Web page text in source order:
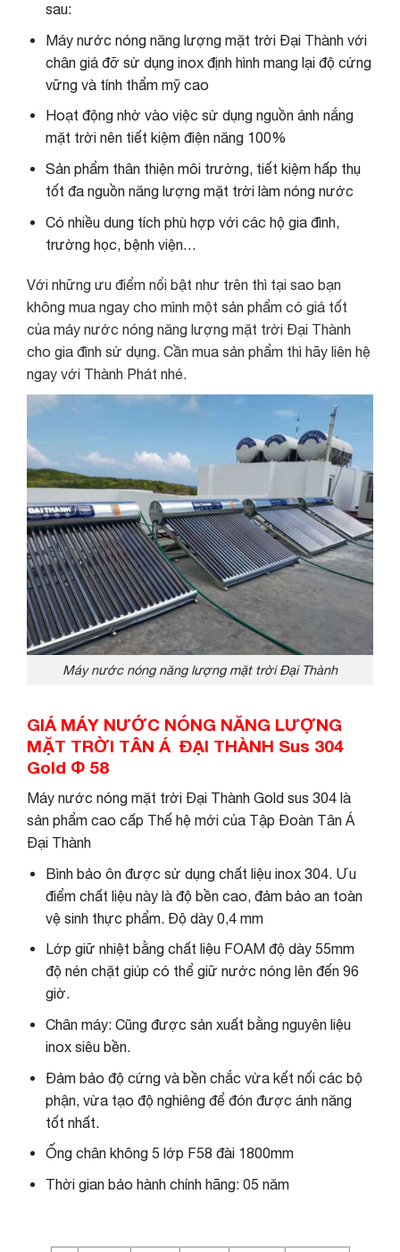
sau:
Máy nước nóng năng lượng mặt trời Đại Thành với
chân giá đỡ sử dụng inox định hình mang lại độ cứng
vững và tính thẩm mỹ cao
Hoạt động nhờ vào việc sử dụng nguồn ánh nắng
mặt trời nên tiết kiệm điện năng 100%
Sản phẩm thân thiện môi trường, tiết kiệm hấp thụ
tốt đa nguồn năng lượng mặt trời làm nóng nước
Có nhiều dung tích phù hợp với các hộ gia đình,
trường học, bệnh viện…
Với những ưu điểm nổi bật như trên thì tại sao bạn
không mua ngay cho mình một sản phẩm có giá tốt
của máy nước nóng năng lượng mặt trời Đại Thành
cho gia đình sử dụng. Cần mua sản phẩm thì hãy liên hệ
ngay với Thành Phát nhé.
Máy nước nóng năng lượng mặt trời Đại Thành
GIÁ MÁY NƯỚC NÓNG NĂNG LƯỢNG
MẶT TRỜI TÂN Á ĐẠI THÀNH Sus 304
Gold Φ 58
Máy nước nóng mặt trời Đại Thành Gold sus 304 là
sản phẩm cao cấp Thế hệ mới của Tập Đoàn Tân Á
Đại Thành
Bình bảo ôn được sử dụng chất liệu inox 304. Ưu
điểm chất liệu này là độ bền cao, đảm bảo an toàn
vệ sinh thực phẩm. Độ dày 0,4 mm
Lớp giữ nhiệt bằng chất liệu FOAM độ dày 55mm
độ nén chặt giúp có thể giữ nước nóng lên đến 96
giờ.
Chân máy: Cũng được sản xuất bằng nguyên liệu
inox siêu bền.
Đảm bảo độ cứng và bền chắc vừa kết nối các bộ
phận, vừa tạo độ nghiêng để đón được ánh năng
tốt nhất.
Ống chân không 5 lớp F58 đài 1800mm
Thời gian bảo hành chính hãng: 05 năm